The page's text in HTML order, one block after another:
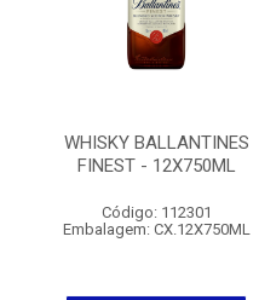
WHISKY BALLANTINES
FINEST - 12X750ML
Código: 112301
Embalagem: CX.12X750ML